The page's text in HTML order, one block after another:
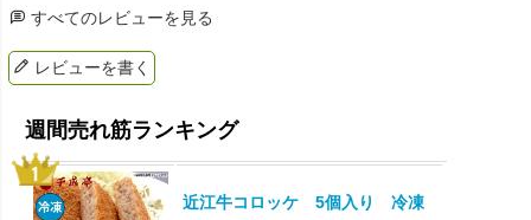
すべてのレビューを見る
レビューを書く
近江牛コロッケ 5個入り 冷凍